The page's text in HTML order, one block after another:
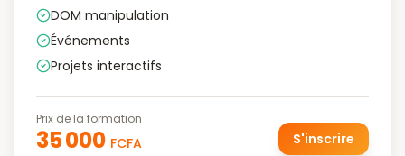
DOM manipulation
Événements
Projets interactifs
Prix de la formation
35 000 FCFA S'inscrire